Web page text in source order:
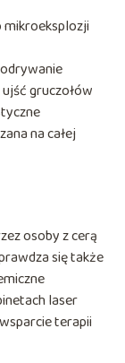
mikroeksplozji
gruczołów
na całej
osoby z cerą
się także
laser
terapii